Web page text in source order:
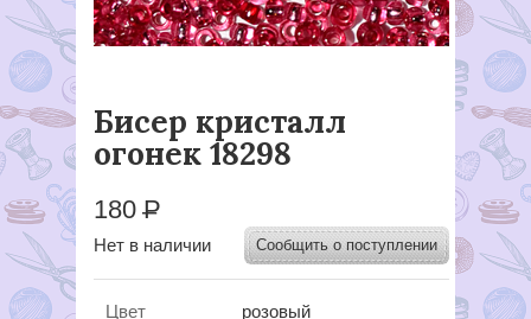
Бисер кристалл
огонек 18298
180Р
Нет в наличии Сообщить о поступлении
Цвет
розовый